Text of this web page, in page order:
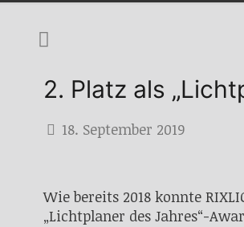
2. Platz als
18. September 2019
Wie bereits 2018 konnte
„Lichtplaner des Jahres“-